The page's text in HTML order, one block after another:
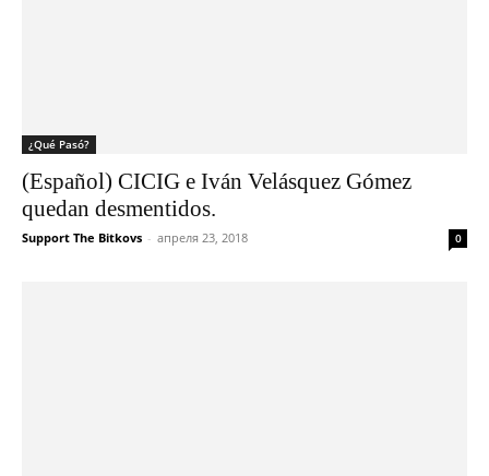
¿Qué Pasó?
(Español) CICIG e Iván Velásquez Gómez
quedan desmentidos.
Support The Bitkovs - апреля 23, 2018 0